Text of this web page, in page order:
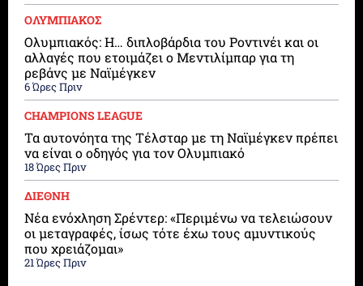
ΟΛΥΜΠΙΑΚΟΣ
Ολυμπιακός: Η… διπλοβάρδια του Ροντινέι και οι
αλλαγές που ετοιμάζει ο Μεντιλίμπαρ για τη
ρεβάνς με Ναϊμέγκεν
6 Ώρες Πριν
CHAMPIONS LEAGUE
Τα αυτονόητα της Τέλσταρ με τη Ναϊμέγκεν πρέπει
να είναι ο οδηγός για τον Ολυμπιακό
18 Ώρες Πριν
ΔΙΕΘΝΗ
Νέα ενόχληση Σρέντερ: «Περιμένω να τελειώσουν
οι μεταγραφές, ίσως τότε έχω τους αμυντικούς
που χρειάζομαι»
21 Ώρες Πριν